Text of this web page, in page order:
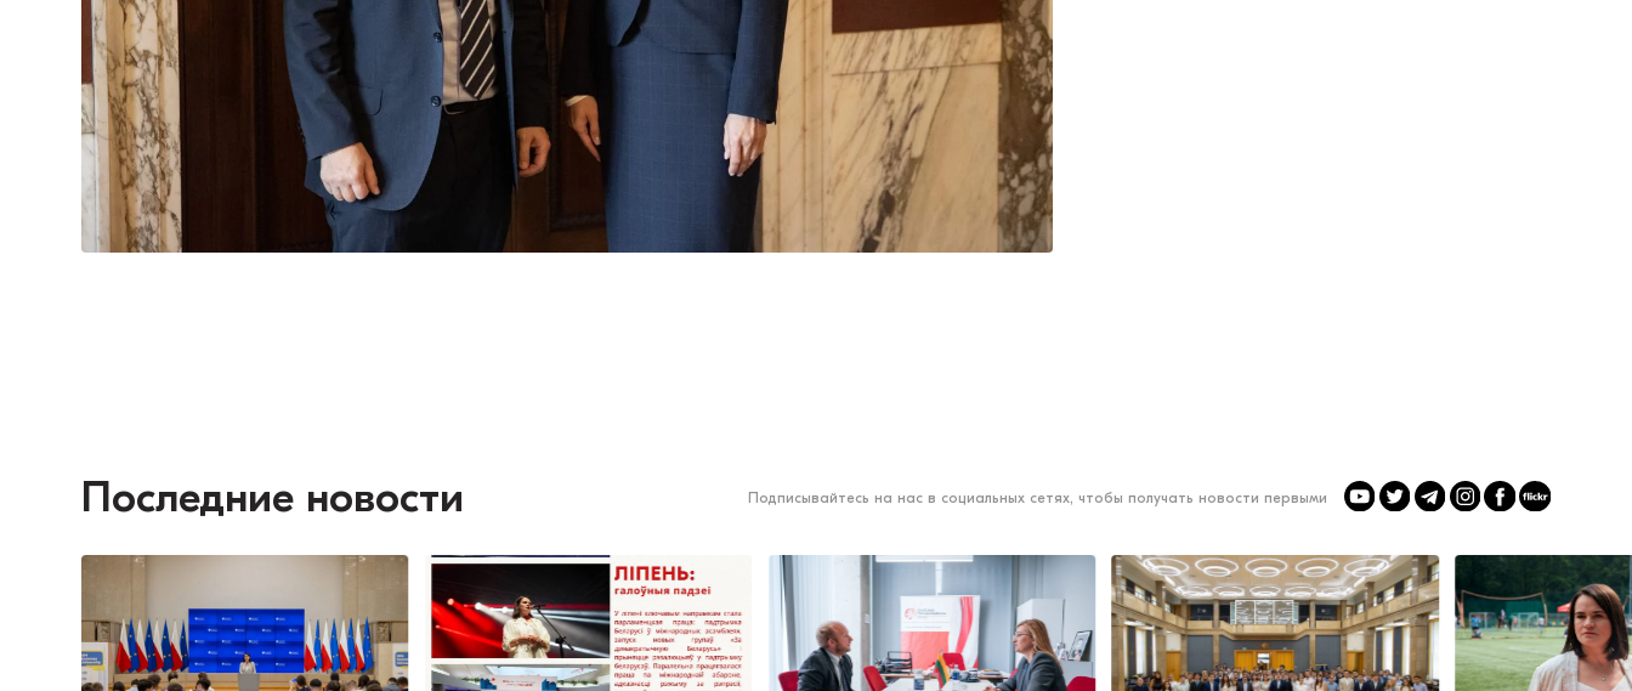
Последние новости Подписывайтесь на нас в социальных сетях, чтобы получать новости первыми